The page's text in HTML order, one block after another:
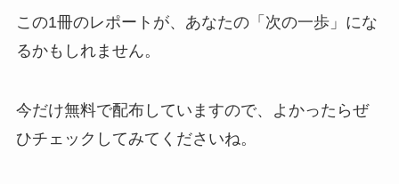
この1冊のレポートが、あなたの「次の一歩」にな
るかもしれません。
今だけ無料で配布していますので、よかったらぜ
ひチェックしてみてくださいね。